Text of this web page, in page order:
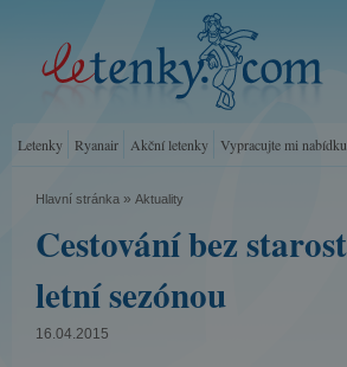
Letenky Ryanair Akční letenky Vypracujte mi nabídku
Hlavní stránka » Aktuality
Cestování bez
letní sezónou
16.04.2015